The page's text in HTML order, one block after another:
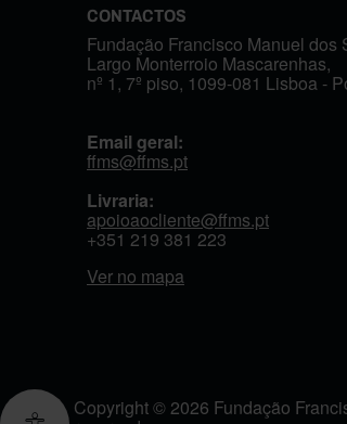
CONTACTOS
Fundação Francisco Manuel dos
Largo Monterroio Mascarenhas,
nº 1, 7º piso, 1099-081 Lisboa -
Email geral:
ffms@ffms.pt
Livraria:
apoioaocliente@ffms.pt
+351 219 381 223
Ver no mapa
Copyright © 2026 Fundação